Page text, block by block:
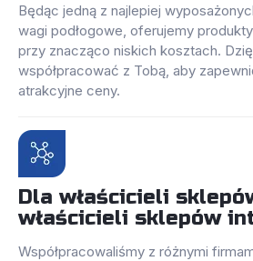
Będąc jedną z najlepiej
wagi podłogowe, oferujemy
przy znacząco niskich kosztach.
współpracować z Tobą, aby
atrakcyjne ceny.
Dla właścicieli
właścicieli sklepów
Współpracowaliśmy z różnymi